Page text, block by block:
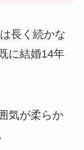
長く続かな
に結婚14年
気が柔らか